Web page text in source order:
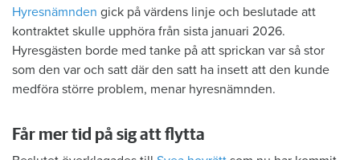
Hyresnämnden gick på värdens linje och beslutade att
kontraktet skulle upphöra från sista januari 2026.
Hyresgästen borde med tanke på att sprickan var så stor
som den var och satt där den satt ha insett att den kunde
medföra större problem, menar hyresnämnden.
Får mer tid på sig att flytta